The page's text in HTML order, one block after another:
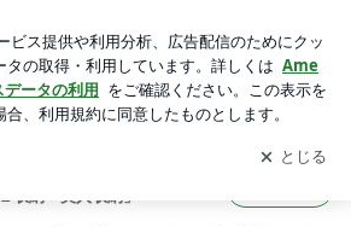
ドバイザー 西口理恵子 オフィシャル
美人収納」Powered by Ameba
して ブログの更新通知
を受け取りまし
開く
収納＝美人収納」